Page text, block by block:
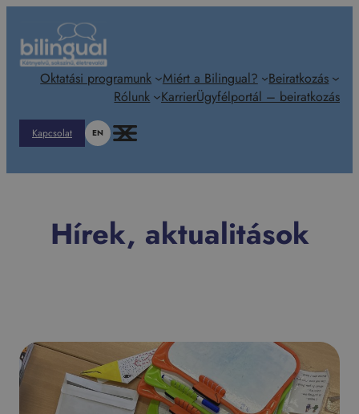
tartalomhoz
Oktatási programunk Miért a Bilingual?
Beiratkozás
Rólunk
KarrierÜgyfélportál – beiratkozás
Kapcsolat EN
Hírek, aktualitások